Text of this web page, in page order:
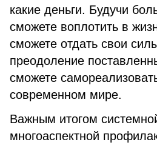
какие деньги. Будучи
сможете воплотить в
сможете отдать свои
преодоление
сможете
современном мире.
Важным итогом
многоаспектной